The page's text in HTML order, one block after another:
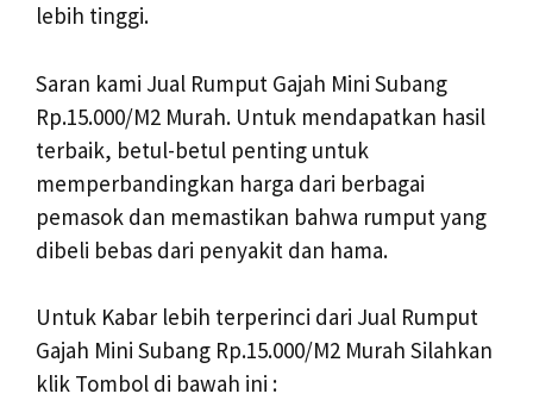
lebih tinggi.
Saran kami Jual Rumput Gajah Mini Subang
Rp.15.000/M2 Murah. Untuk mendapatkan hasil
terbaik, betul-betul penting untuk
memperbandingkan harga dari berbagai
pemasok dan memastikan bahwa rumput yang
dibeli bebas dari penyakit dan hama.
Untuk Kabar lebih terperinci dari Jual Rumput
Gajah Mini Subang Rp.15.000/M2 Murah Silahkan
klik Tombol di bawah ini :